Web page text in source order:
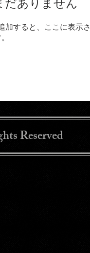
だありません
加すると、ここに表示さ
Reserved